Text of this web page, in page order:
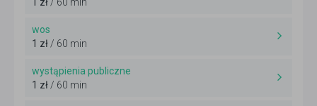
1 zł/ 60 min
wos
1 zł/ 60 min
wystąpienia publiczne
1 zł/ 60 min